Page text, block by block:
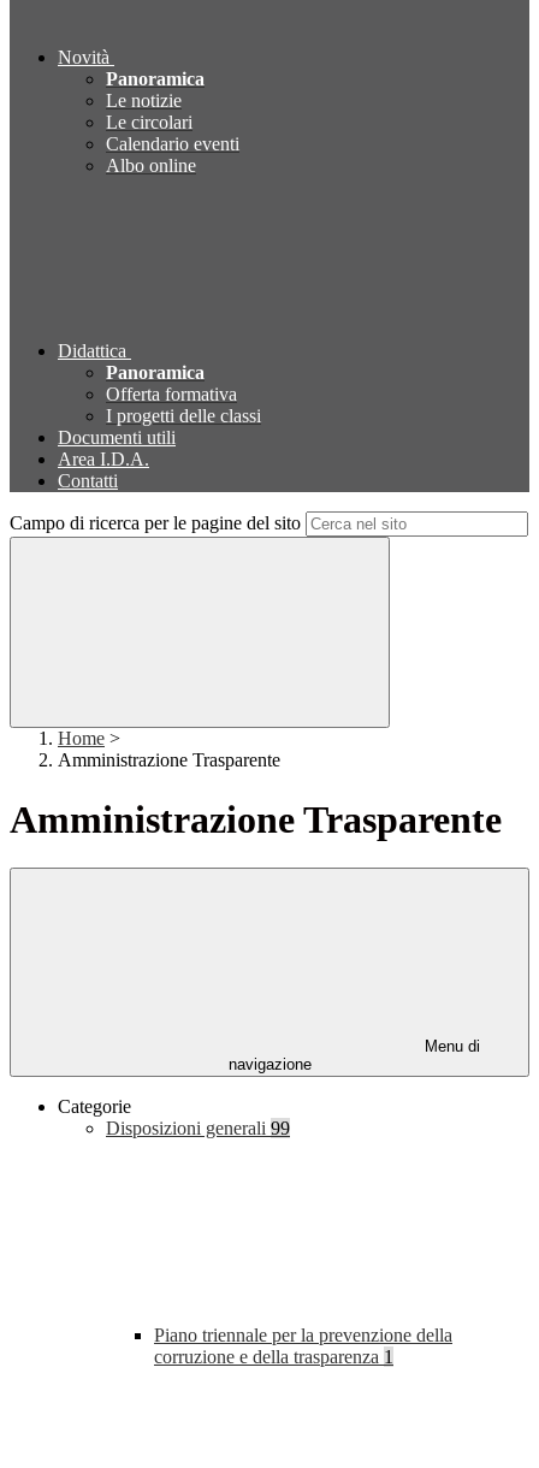
Novità
Panoramica
Le notizie
Le circolari
Calendario eventi
Albo online
Didattica
Panoramica
Offerta formativa
I progetti delle classi
Documenti utili
Area I.D.A.
Contatti
Campo di ricerca per le pagine del sito
Home >
Amministrazione Trasparente
Amministrazione Trasparente
Menu di
navigazione
Categorie
Disposizioni generali 99
Piano triennale per la prevenzione della
corruzione e della trasparenza 1